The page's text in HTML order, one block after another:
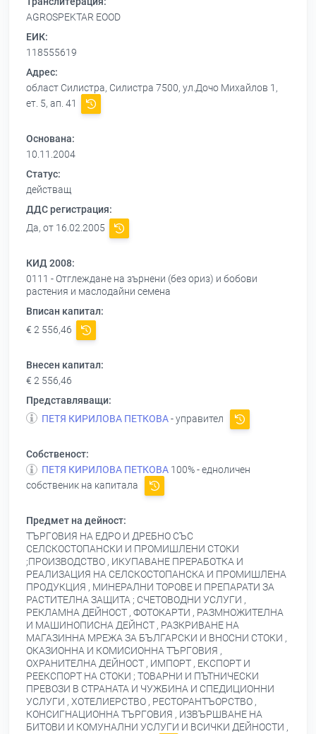
AGROSPEKTAR EOOD
ЕИК:
118555619
Адрес:
област Силистра, Силистра 7500, ул.Дочо Михайлов 1,
ет. 5, ап. 41
Основана:
10.11.2004
Статус:
действащ
ДДС регистрация:
Да, от 16.02.2005
КИД 2008:
0111 - Отглеждане на зърнени (без ориз) и бобови
растения и маслодайни семена
Вписан капитал:
€ 2 556,46
Внесен капитал:
€ 2 556,46
Представляващи:
ПЕТЯ КИРИЛОВА ПЕТКОВА- управител
Собственост:
ПЕТЯ КИРИЛОВА ПЕТКОВА 100% - едноличен
собственик на капитала
Предмет на дейност:
ТЪРГОВИЯ НА ЕДРО И ДРЕБНО СЪС
СЕЛСКОСТОПАНСКИ И ПРОМИШЛЕНИ СТОКИ
;ПРОИЗВОДСТВО , ИКУПАВАНЕ ПРЕРАБОТКА И
РЕАЛИЗАЦИЯ НА СЕЛСКОСТОПАНСКА И ПРОМИШЛЕНА
ПРОДУКЦИЯ , МИНЕРАЛНИ ТОРОВЕ И ПРЕПАРАТИ ЗА
РАСТИТЕЛНА ЗАЩИТА ; СЧЕТОВОДНИ УСЛУГИ ,
РЕКЛАМНА ДЕЙНОСТ , ФОТОКАРТИ , РАЗМНОЖИТЕЛНА
И МАШИНОПИСНА ДЕЙНСТ , РАЗКРИВАНЕ НА
МАГАЗИННА МРЕЖА ЗА БЪЛГАРСКИ И ВНОСНИ СТОКИ ,
ОКАЗИОННА И КОМИСИОННА ТЪРГОВИЯ ,
ОХРАНИТЕЛНА ДЕЙНОСТ , ИМПОРТ , ЕКСПОРТ И
РЕЕКСПОРТ НА СТОКИ ; ТОВАРНИ И ПЪТНИЧЕСКИ
ПРЕВОЗИ В СТРАНАТА И ЧУЖБИНА И СПЕДИЦИОННИ
УСЛУГИ , ХОТЕЛИЕРСТВО , РЕСТОРАНТЪОРСТВО ,
КОНСИГНАЦИОННА ТЪРГОВИЯ , ИЗВЪРШВАНЕ НА
БИТОВИ И КОМУНАЛНИ УСЛУГИ И ВСИЧКИ ДЕЙНОСТИ ,